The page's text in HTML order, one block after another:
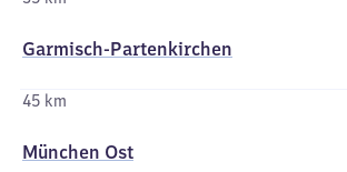
Garmisch-Partenkirchen
45 km
München Ost